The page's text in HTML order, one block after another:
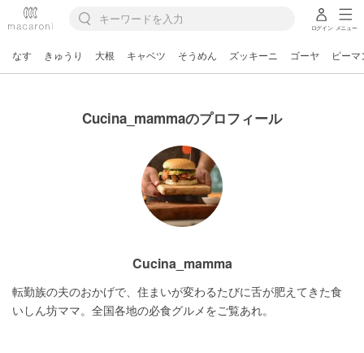
ログイン メニュー
なす きゅうり 大根 キャベツ そうめん ズッキーニ ゴーヤ ピーマ
Cucina_mammaのプロフィール
Cucina_mamma
転勤族の夫のおかげで、住まいが変わるたびに舌が肥えてきた食
いしん坊ママ。全国各地の必食グルメをご覧あれ。